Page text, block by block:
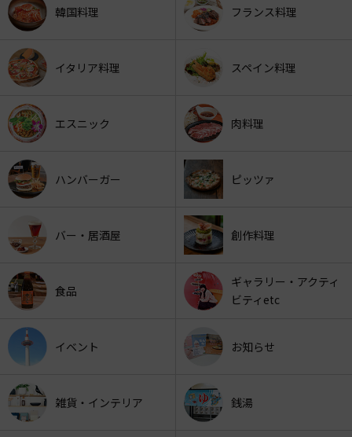
韓国料理 フランス料理
イタリア料理 スペイン料理
エスニック 肉料理
ハンバーガー ピッツァ
バー・居酒屋 創作料理
食品
ギャラリー・アクティ
ビティetc
イベント お知らせ
雑貨・インテリア 銭湯